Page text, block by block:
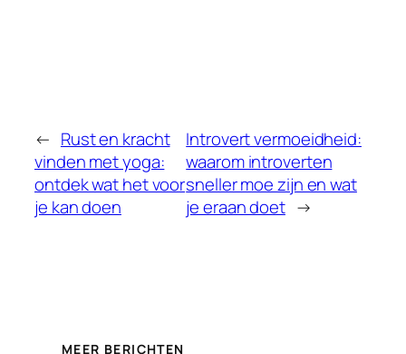
← Rust en kracht
vinden met yoga:
ontdek wat het voor
je kan doen
Introvert vermoeidheid:
waarom introverten
sneller moe zijn en wat
je eraan doet →
MEER BERICHTEN